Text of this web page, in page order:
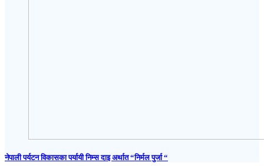
नेपाली पर्यटन विकासका पर्यायी निम्स दाइ अर्थात “निर्मल पुर्जा “